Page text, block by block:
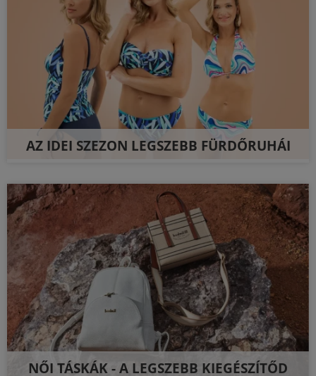
AZ IDEI SZEZON LEGSZEBB FÜRDŐRUHÁI
NŐI TÁSKÁK - A LEGSZEBB KIEGÉSZÍTŐD